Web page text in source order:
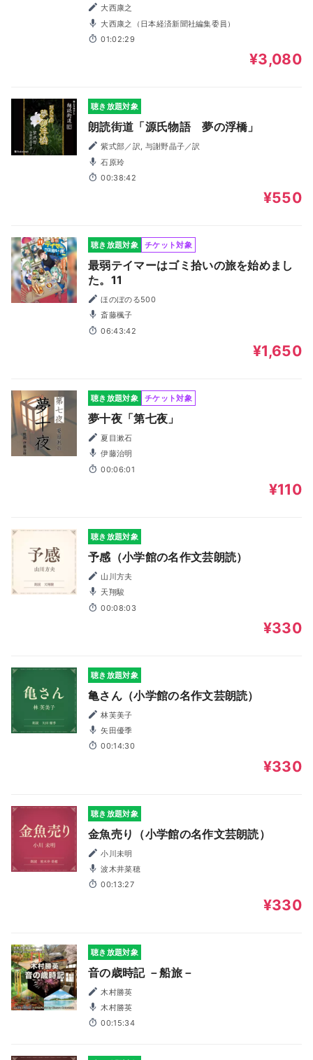
大西康之
大西康之（日本経済新聞社編集委員）
01:02:29
¥3,080
聴き放題対象
朗読街道「源氏物語 夢の浮橋」
紫式部／訳, 与謝野晶子／訳
石原玲
00:38:42
¥550
聴き放題対象 チケット対象
最弱テイマーはゴミ拾いの旅を始めまし
た。11
ほのぼのる500
斎藤楓子
06:43:42
¥1,650
聴き放題対象 チケット対象
夢十夜「第七夜」
夏目漱石
伊藤治明
00:06:01
¥110
聴き放題対象
予感（小学館の名作文芸朗読）
山川方夫
天翔駿
00:08:03
¥330
聴き放題対象
亀さん（小学館の名作文芸朗読）
林芙美子
矢田優季
00:14:30
¥330
聴き放題対象
金魚売り（小学館の名作文芸朗読）
小川未明
波木井菜穂
00:13:27
¥330
聴き放題対象
音の歳時記 －船旅－
木村勝英
木村勝英
00:15:34